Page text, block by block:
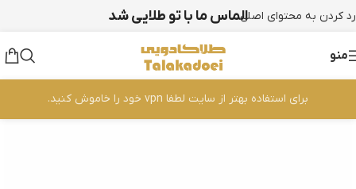
رد کردن به محتوای اصلیالماس ما با تو طلایی شد
منو
برای استفاده بهتر از سایت لطفا vpn خود را خاموش کنید.